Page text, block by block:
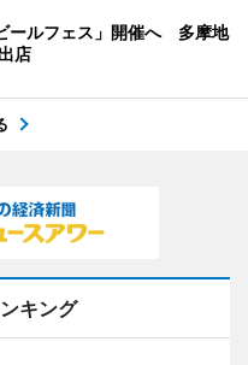
ールフェス」開催へ 多摩地
店
キング